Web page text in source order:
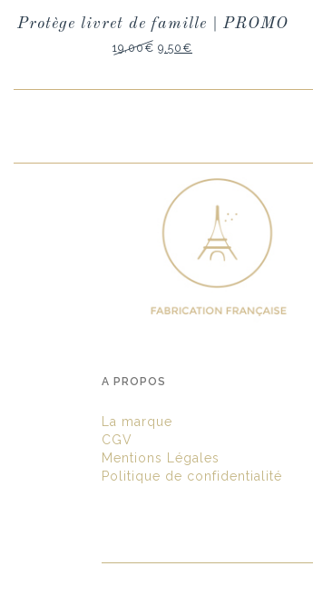
Protège livret de famille | PROMO
19,00€ Le
9,50 €
A PROPOS
La marque
CGV
Mentions Légales
Politique de confidentialité